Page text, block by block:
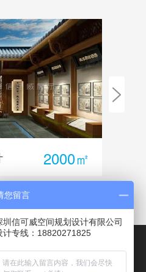
600㎡
您留言
圳信可威空间规划设计有限公司
计专线：18820271825